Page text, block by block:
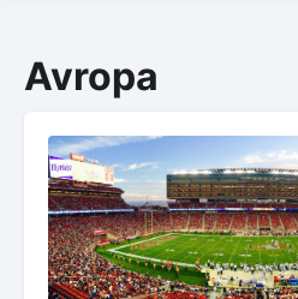
Avropa